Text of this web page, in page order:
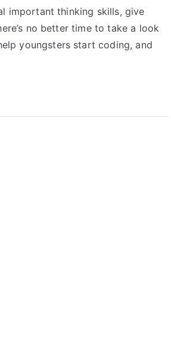
important thinking skills, give
no better time to take a look
youngsters start coding, and